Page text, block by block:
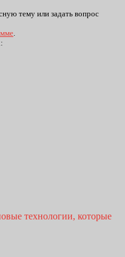
тему или задать вопрос
.
технологии, которые